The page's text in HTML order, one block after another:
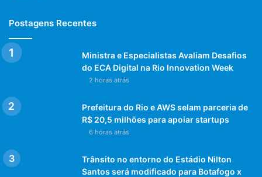
Postagens Recentes
Ministra e Especialistas Avaliam Desafios
do ECA Digital na Rio Innovation Week
2 horas atrás
Prefeitura do Rio e AWS selam parceria de
R$ 20,5 milhões para apoiar startups
6 horas atrás
Trânsito no entorno do Estádio Nilton
Santos será modificado para Botafogo x